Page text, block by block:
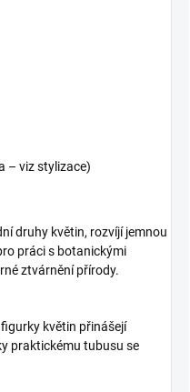
– viz stylizace)
druhy květin, rozvíjí jemnou
práci s botanickými
ztvárnění přírody.
květin přinášejí
praktickému tubusu se